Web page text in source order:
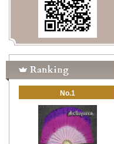
No.1